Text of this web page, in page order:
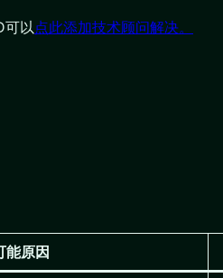
可以点此添加技术顾问解决。
能原因